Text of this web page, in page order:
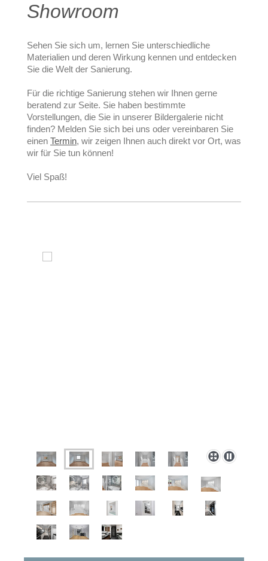
Showroom
Sehen Sie sich um, lernen Sie unterschiedliche
Materialien und deren Wirkung kennen und entdecken
Sie die Welt der Sanierung.
Für die richtige Sanierung stehen wir Ihnen gerne
beratend zur Seite. Sie haben bestimmte
Vorstellungen, die Sie in unserer Bildergalerie nicht
finden? Melden Sie sich bei uns oder vereinbaren Sie
einen Termin, wir zeigen Ihnen auch direkt vor Ort, was
wir für Sie tun können!
Viel Spaß!